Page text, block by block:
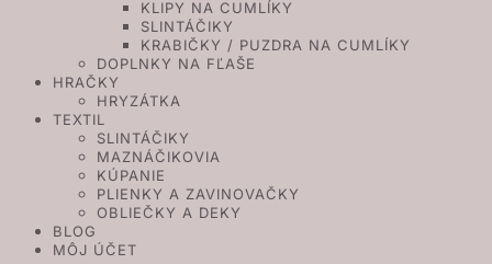
KLIPY NA CUMLÍKY
SLINTÁČIKY
KRABIČKY / PUZDRA NA CUMLÍKY
DOPLNKY NA FĽAŠE
HRAČKY
HRYZÁTKA
TEXTIL
SLINTÁČIKY
MAZNÁČIKOVIA
KÚPANIE
PLIENKY A ZAVINOVAČKY
OBLIEČKY A DEKY
BLOG
MÔJ ÚČET